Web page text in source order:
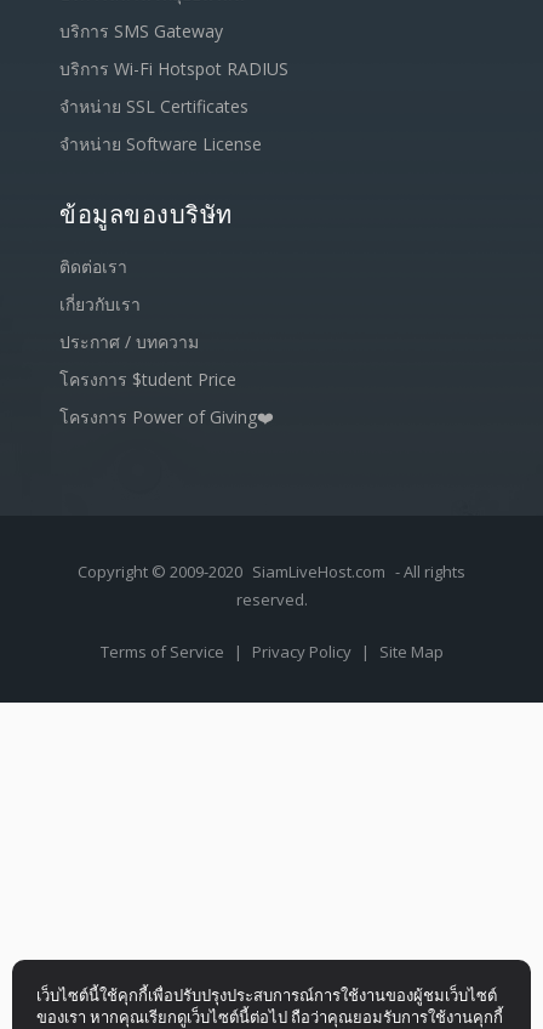
เว็บไซต์นี้ใช้คุกกี้เพื่อปรับปรุงประสบการณ์การใช้งานของผู้ชมเว็บไซต์
ของเรา หากคุณเรียกดูเว็บไซต์นี้ต่อไป ถือว่าคุณยอมรับการใช้งานคุกกี้
บริการ SMS Gateway
บริการ Wi-Fi Hotspot RADIUS
จำหน่าย SSL Certificates
จำหน่าย Software License
ข้อมูลของบริษัท
ติดต่อเรา
เกี่ยวกับเรา
ประกาศ / บทความ
โครงการ $tudent Price
โครงการ Power of Giving❤️
Copyright © 2009-2020 SiamLiveHost.com - All rights
reserved.
Terms of Service | Privacy Policy | Site Map